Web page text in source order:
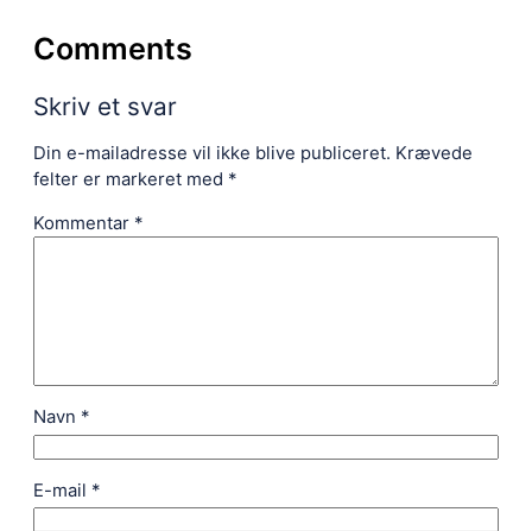
Comments
Skriv et svar
Din e-mailadresse vil ikke blive publiceret. Krævede
felter er markeret med *
Kommentar *
Navn *
E-mail *